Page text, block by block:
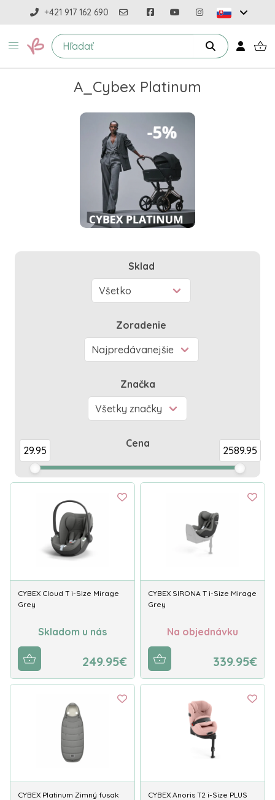
+421 917 162 690
A_Cybex Platinum
Sklad
Zoradenie
Značka
Cena
29.95 2589.95
CYBEX Cloud T i-Size Mirage
Grey
Skladom u nás
249.95€
CYBEX SIRONA T i-Size Mirage
Grey
Na objednávku
339.95€
CYBEX Platinum Zimný fusak
CYBEX Anoris T2 i-Size PLUS